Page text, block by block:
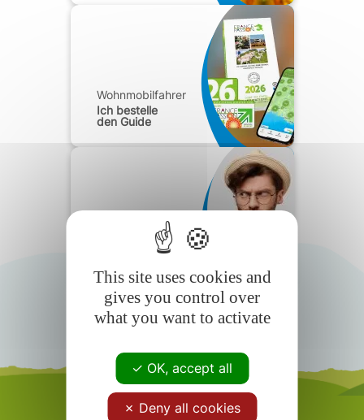
Wohnmobilfahrer
Ich bestelle
den Guide
Wohnmobilfahrer
This site uses cookies and
gives you control over
what you want to activate
OK, accept all
Deny all cookies